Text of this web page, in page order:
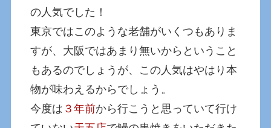
の人気でした！
東京ではこのような老舗がいくつもありま
すが、大阪ではあまり無いからということ
もあるのでしょうが、この人気はやはり本
物が味わえるからでしょう。
今度は ３年前から行こうと思っていて行け